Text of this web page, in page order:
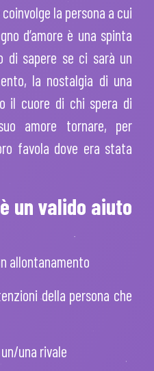
la persona a cui
d’amore è una spinta
di sapere se ci sarà un
la nostalgia di una
il cuore di chi spera di
amore tornare, per
favola dove era stata
un valido aiuto
allontanamento
della persona che
una rivale